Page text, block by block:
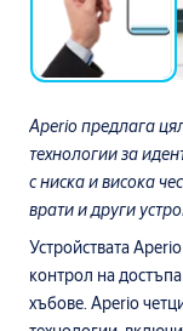
Aperio предлага
технологии за
с ниска и висока
врати и други
Устройствата
контрол на
хъбове. Aperio